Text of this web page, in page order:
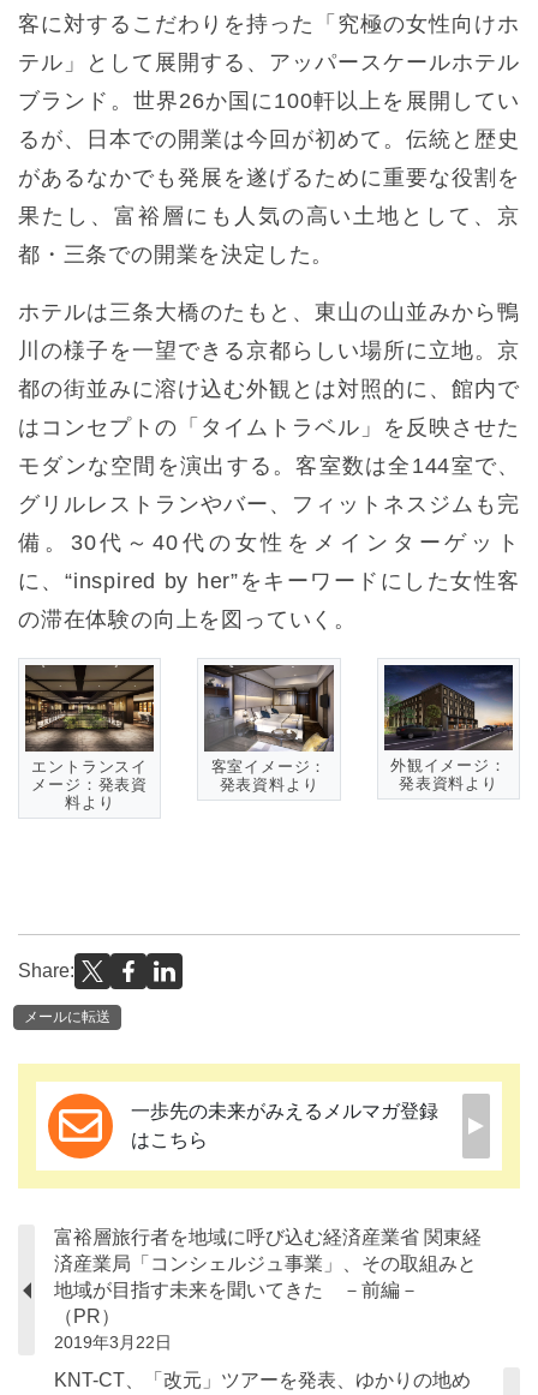
客に対するこだわりを持った「究極の女性向けホ
テル」として展開する、アッパースケールホテル
ブランド。世界26か国に100軒以上を展開してい
るが、日本での開業は今回が初めて。伝統と歴史
があるなかでも発展を遂げるために重要な役割を
果たし、富裕層にも人気の高い土地として、京
都・三条での開業を決定した。
ホテルは三条大橋のたもと、東山の山並みから鴨
川の様子を一望できる京都らしい場所に立地。京
都の街並みに溶け込む外観とは対照的に、館内で
はコンセプトの「タイムトラベル」を反映させた
モダンな空間を演出する。客室数は全144室で、
グリルレストランやバー、フィットネスジムも完
備。30代～40代の女性をメインターゲット
に、“inspired by her”をキーワードにした女性客
の滞在体験の向上を図っていく。
エントランスイ
メージ：発表資
料より
客室イメージ：
発表資料より
外観イメージ：
発表資料より
Share:
メールに転送
一歩先の未来がみえるメルマガ登録
はこちら
富裕層旅行者を地域に呼び込む経済産業省 関東経
済産業局「コンシェルジュ事業」、その取組みと
地域が目指す未来を聞いてきた －前編－
（PR）
2019年3月22日
KNT-CT、「改元」ツアーを発表、ゆかりの地め